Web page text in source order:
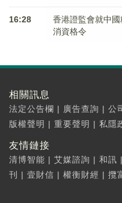
16:28
香港證監會就中
消資格令
相關訊息
法定公告欄 | 廣告查詢 | 公
版權聲明 | 重要聲明 | 私隱
友情鏈接
清博智能 | 艾媒諮詢 | 和訊 |
刊
| 壹財信 | 權衡財經 | 攬